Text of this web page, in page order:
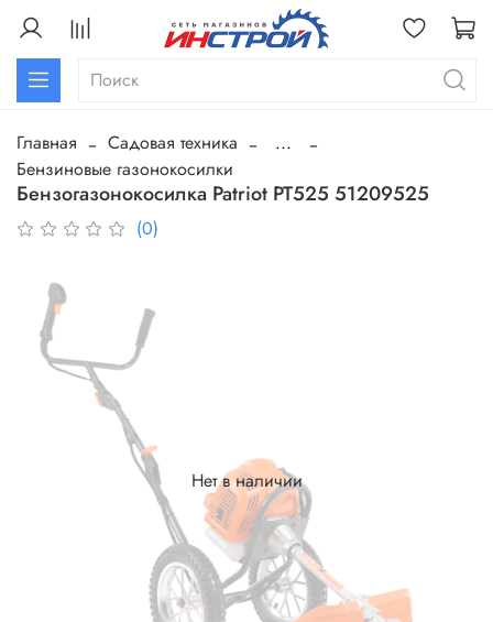
Главная Садовая техника
...
Бензиновые газонокосилки
Бензогазонокосилка Patriot PT525 51209525
(0)
Нет в наличии